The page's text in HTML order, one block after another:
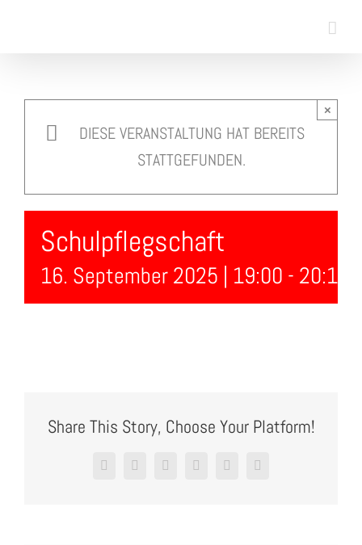
DIESE VERANSTALTUNG HAT BEREITS
STATTGEFUNDEN.
×
Schulpflegschaft
16. September 2025 | 19:00 - 20:15
Share This Story, Choose Your Platform!
Facebook
X RedditLinkedInPinterestVk